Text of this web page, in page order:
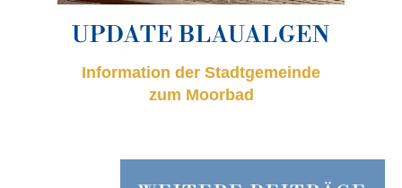
UPDATE BLAUALGEN
Information der Stadtgemeinde
zum Moorbad